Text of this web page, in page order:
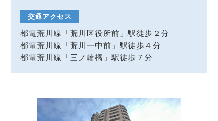
交通アクセス
都電荒川線「荒川区役所前」駅徒歩２分
都電荒川線「荒川一中前」駅徒歩４分
都電荒川線「三ノ輪橋」駅徒歩７分